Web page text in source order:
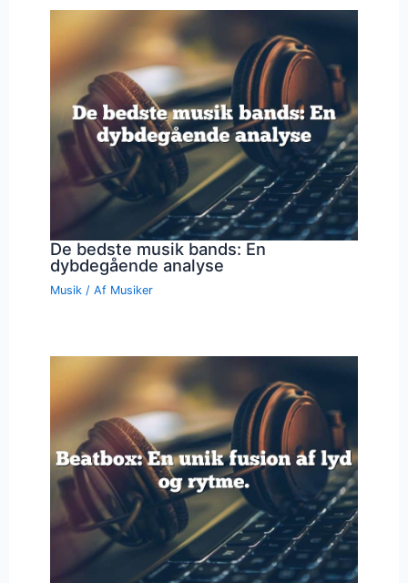
De bedste musik bands: En
dybdegående analyse
Musik / Af Musiker